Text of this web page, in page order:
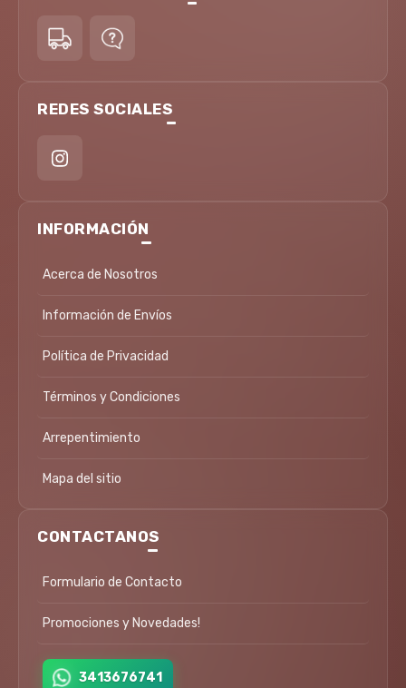
REDES SOCIALES
INFORMACIÓN
Acerca de Nosotros
Información de Envíos
Política de Privacidad
Términos y Condiciones
Arrepentimiento
Mapa del sitio
CONTACTANOS
Formulario de Contacto
Promociones y Novedades!
3413676741